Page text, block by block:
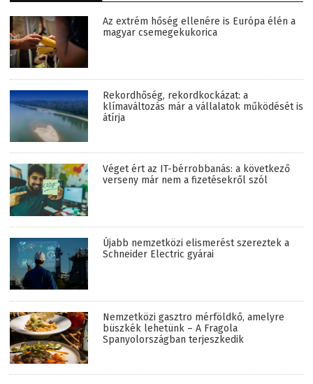
Az extrém hőség ellenére is Európa élén a
magyar csemegekukorica
Rekordhőség, rekordkockázat: a
klímaváltozás már a vállalatok működését is
átírja
Véget ért az IT-bérrobbanás: a következő
verseny már nem a fizetésekről szól
Újabb nemzetközi elismerést szereztek a
Schneider Electric gyárai
Nemzetközi gasztro mérföldkő, amelyre
büszkék lehetünk – A Fragola
Spanyolországban terjeszkedik